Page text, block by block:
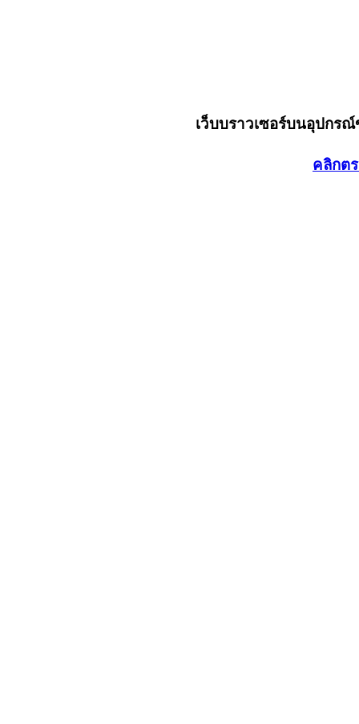
เว็บบราวเซอร์บนอุปกร
คลิกต